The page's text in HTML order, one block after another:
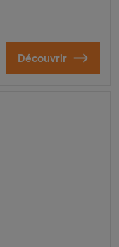
Découvrir